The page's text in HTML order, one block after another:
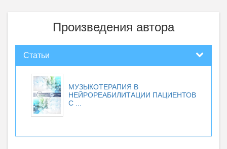
Произведения автора
Статьи
МУЗЫКОТЕРАПИЯ В
НЕЙРОРЕАБИЛИТАЦИИ ПАЦИЕНТОВ
С ...